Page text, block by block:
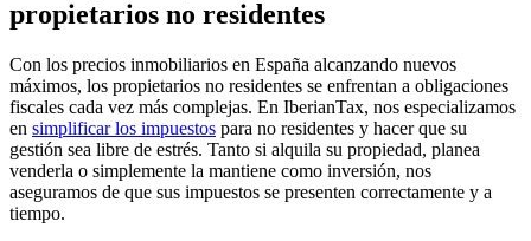
propietarios no residentes
Con los precios inmobiliarios en España alcanzando nuevos
máximos, los propietarios no residentes se enfrentan a obligaciones
fiscales cada vez más complejas. En IberianTax, nos especializamos
en simplificar los impuestos para no residentes y hacer que su
gestión sea libre de estrés. Tanto si alquila su propiedad, planea
venderla o simplemente la mantiene como inversión, nos
aseguramos de que sus impuestos se presenten correctamente y a
tiempo.